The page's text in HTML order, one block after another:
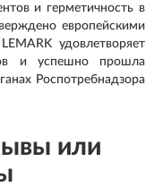
и герметичность в
европейскими
удовлетворяет
и успешно прошла
Роспотребнадзора
или